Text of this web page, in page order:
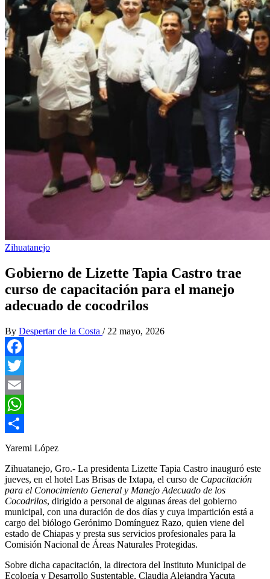
Zihuatanejo
Gobierno de Lizette Tapia Castro trae
curso de capacitación para el manejo
adecuado de cocodrilos
By Despertar de la Costa / 22 mayo, 2026
Facebook
Twitter
Email
WhatsApp
Compartir
Yaremi López
Zihuatanejo, Gro.- La presidenta Lizette Tapia Castro inauguró este
jueves, en el hotel Las Brisas de Ixtapa, el curso de Capacitación
para el Conocimiento General y Manejo Adecuado de los
Cocodrilos, dirigido a personal de algunas áreas del gobierno
municipal, con una duración de dos días y cuya impartición está a
cargo del biólogo Gerónimo Domínguez Razo, quien viene del
estado de Chiapas y presta sus servicios profesionales para la
Comisión Nacional de Áreas Naturales Protegidas.
Sobre dicha capacitación, la directora del Instituto Municipal de
Ecología y Desarrollo Sustentable, Claudia Alejandra Yacuta